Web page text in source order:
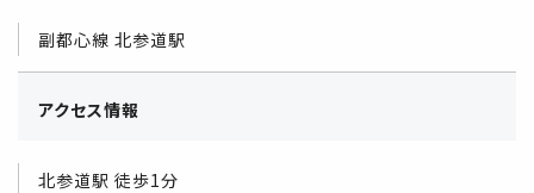
副都心線 北参道駅
アクセス情報
北参道駅 徒歩1分